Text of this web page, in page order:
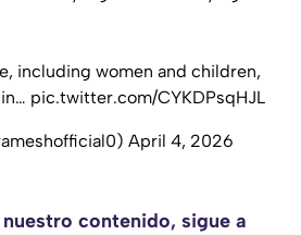
including women and children,
pic.twitter.com/CYKDPsqHJL
April 4, 2026
nuestro contenido, sigue a